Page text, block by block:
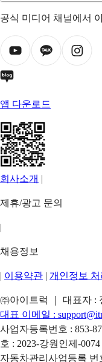
공식 미디어 채널에서
앱 다운로드
회사소개 |
제휴/광고 문의
|
채용정보
| 이용약관 | 개인정보 처
㈜아이트럭 ｜ 대표자 :
대표 이메일 :
사업자등록번호 : 853-
호 : 2023-강원인제-0074
자동차관리사업등록 번